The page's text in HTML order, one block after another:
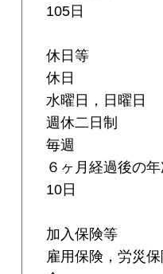
105日
休日等
休日
水曜日，日曜日
週休二日制
毎週
６ヶ月経過後の
10日
加入保険等
雇用保険，労災